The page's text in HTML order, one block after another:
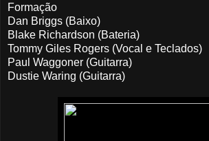
Formação
Dan Briggs (Baixo)
Blake Richardson (Bateria)
Tommy Giles Rogers (Vocal e Teclados)
Paul Waggoner (Guitarra)
Dustie Waring (Guitarra)